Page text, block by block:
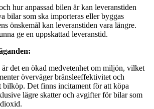
hur anpassad bilen är kan leveranstiden
bilar som ska importeras eller byggas
önskemål kan leveranstiden vara längre.
ge en uppskattad leveranstid.
det en ökad medvetenhet om miljön, vilket
överväger bränsleeffektivitet och
Det finns incitament för att köpa
lägre skatter och avgifter för bilar som